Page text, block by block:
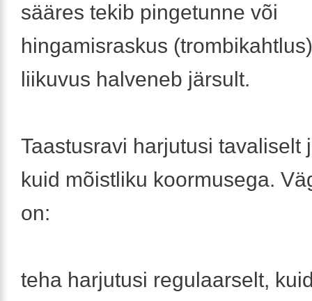
sääres tekib pingetunne või
hingamisraskus
liikuvus halveneb järsult.
Taastusravi harjutusi tavaliselt
kuid mõistliku koormusega.
on:
teha harjutusi regulaarselt,